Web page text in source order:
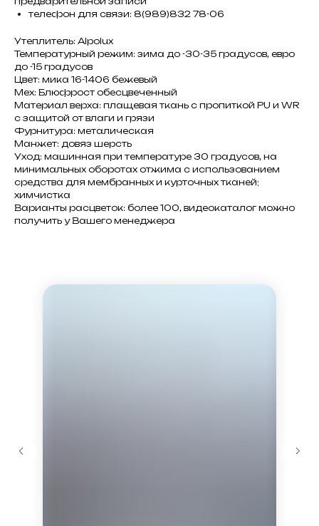
телефон для связи: 8(989)832 78-06
Утеплитель: Alpolux
Температурный режим: зима до -30-35 градусов, евро
до -15 градусов
Цвет: мика 16-1406 бежевый
Мех: Блюфрост обесцвеченный
Материал верха: плащевая ткань с пропиткой PU и WR
с защитой от влаги и грязи
Фурнитура: металическая
Манжет: довяз шерсть
Уход: машинная при температуре 30 градусов, на
минимальных оборотах отжима с использованием
средства для мембранных и курточных тканей;
химчистка
Варианты расцветок: более 100, видеокаталог можно
получить у Вашего менеджера